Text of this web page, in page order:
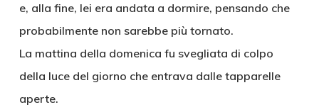
e, alla fine, lei era andata a dormire, pensando che
probabilmente non sarebbe più tornato.
La mattina della domenica fu svegliata di colpo
della luce del giorno che entrava dalle tapparelle
aperte.